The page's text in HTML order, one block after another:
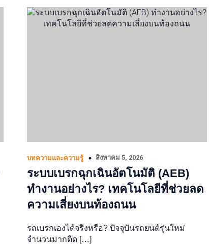
บทความและความรู้ สิงหาคม 5, 2026
ระบบเบรกฉุกเฉินอัตโนมัติ (AEB)
ทำงานอย่างไร? เทคโนโลยีที่ช่วยลด
ความเสี่ยงบนท้องถนน
รถเบรกเองได้จริงหรือ? ปัจจุบันรถยนต์รุ่นใหม่
จำนวนมากติด […]